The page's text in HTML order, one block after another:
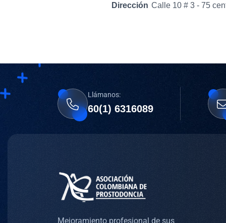
Dirección Calle 10 # 3 - 75
Llámanos:
60(1) 6316089
Mejoramiento profesional de sus